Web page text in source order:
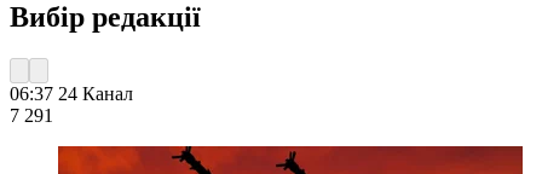
Вибір редакції
06:37 24 Канал
7 291